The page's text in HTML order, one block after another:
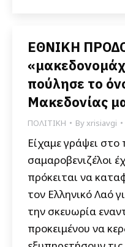
ΕΘΝΙΚΗ
πούλησε το
Μακεδονίας
ΠΟΛΙΤΙΚΗ Byxrisiavgi
Είχαμε γράψει στο
σαμαροβενιζέλοι
πρόκειται να
τον Ελληνικό Λαό
την σκευωρία
προκειμένου να